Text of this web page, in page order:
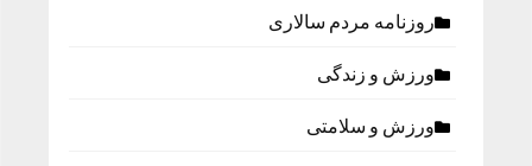
روزنامه مردم سالاری
ورزش و زندگی
ورزش و سلامتی